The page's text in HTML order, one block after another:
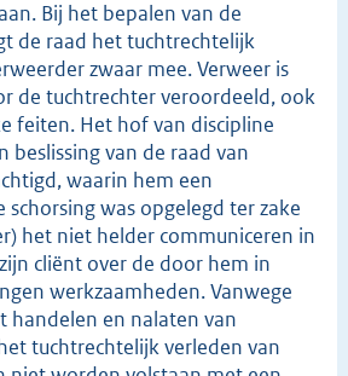
Bij het bepalen van de
de raad het tuchtrechtelijk
zwaar mee. Verweer is
de tuchtrechter veroordeeld, ook
feiten. Het hof van discipline
beslissing van de raad van
waarin hem een
was opgelegd ter zake
het niet helder communiceren in
cliënt over de door hem in
werkzaamheden. Vanwege
handelen en nalaten van
tuchtrechtelijk verleden van